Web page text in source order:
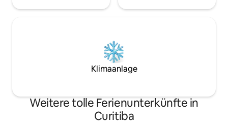
Klimaanlage
Weitere tolle Ferienunterkünfte in
Curitiba